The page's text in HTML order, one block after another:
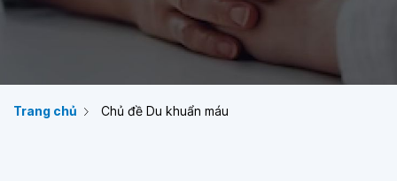
Trang chủ Chủ đề Du khuẩn máu